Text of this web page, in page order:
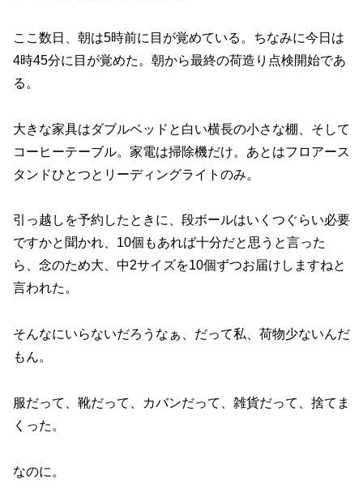
ここ数日、朝は5時前に目が覚めている。ちなみに今日は
4時45分に目が覚めた。朝から最終の荷造り点検開始であ
る。
大きな家具はダブルベッドと白い横長の小さな棚、そして
コーヒーテーブル。家電は掃除機だけ。あとはフロアース
タンドひとつとリーディングライトのみ。
引っ越しを予約したときに、段ボールはいくつぐらい必要
ですかと聞かれ、10個もあれば十分だと思うと言った
ら、念のため大、中2サイズを10個ずつお届けしますねと
言われた。
そんなにいらないだろうなぁ、だって私、荷物少ないんだ
もん。
服だって、靴だって、カバンだって、雑貨だって、捨てま
くった。
なのに。